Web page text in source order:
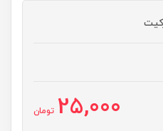
25,000 تومان